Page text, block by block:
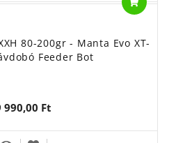
80-200gr - Manta Evo XT-
Feeder Bot
990,00 Ft